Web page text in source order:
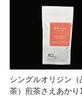
シングルオリジン（
茶）煎茶さえあかり